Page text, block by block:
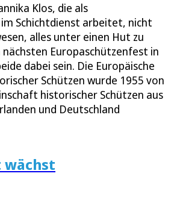
Klos, die als
Schichtdienst arbeitet, nicht
alles unter einen Hut zu
nächsten Europaschützenfest in
dabei sein. Die Europäische
Schützen wurde 1955 von
historischer Schützen aus
und Deutschland